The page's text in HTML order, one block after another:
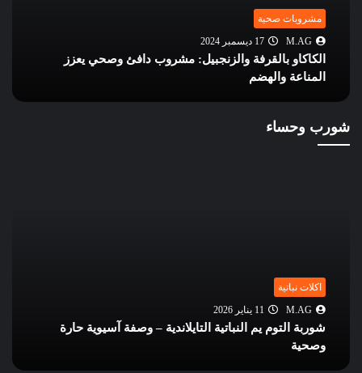
والزنجبيل: مشروب دافئ وصحي يعزز
المشروبات
شورب وحساء
اكلات نباتية
M.AG
11 يناير 2026
شوربة التوم يم النباتية التايلاندية – وصفة آسيوية حارة
وصحية